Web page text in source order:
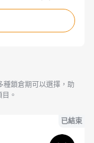
鎖倉期可以選擇，助
。
已結束